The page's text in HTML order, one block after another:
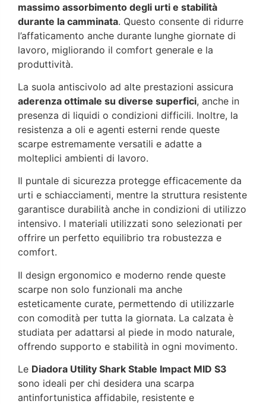
massimo assorbimento degli urti e stabilità
durante la camminata. Questo consente di ridurre
l’affaticamento anche durante lunghe giornate di
lavoro, migliorando il comfort generale e la
produttività.
La suola antiscivolo ad alte prestazioni assicura
aderenza ottimale su diverse superfici, anche in
presenza di liquidi o condizioni difficili. Inoltre, la
resistenza a oli e agenti esterni rende queste
scarpe estremamente versatili e adatte a
molteplici ambienti di lavoro.
Il puntale di sicurezza protegge efficacemente da
urti e schiacciamenti, mentre la struttura resistente
garantisce durabilità anche in condizioni di utilizzo
intensivo. I materiali utilizzati sono selezionati per
offrire un perfetto equilibrio tra robustezza e
comfort.
Il design ergonomico e moderno rende queste
scarpe non solo funzionali ma anche
esteticamente curate, permettendo di utilizzarle
con comodità per tutta la giornata. La calzata è
studiata per adattarsi al piede in modo naturale,
offrendo supporto e stabilità in ogni movimento.
Le Diadora Utility Shark Stable Impact MID S3
sono ideali per chi desidera una scarpa
antinfortunistica affidabile, resistente e